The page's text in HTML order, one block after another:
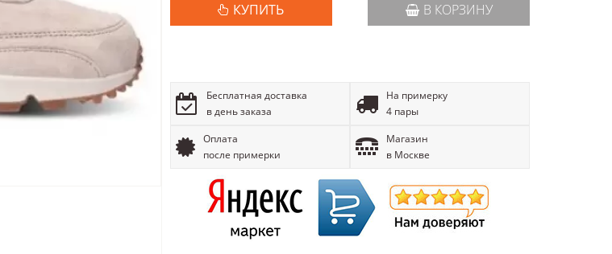
КУПИТЬ В КОРЗИНУ
Бесплатная доставка
в день заказа
На примерку
4 пары
Оплата
после примерки
Магазин
в Москве